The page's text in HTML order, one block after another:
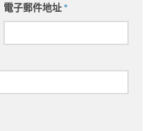
電子郵件地址*